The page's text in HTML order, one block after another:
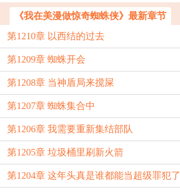
《我在美漫做惊奇蜘蛛侠》最新章节
第1210章 以西结的过去
第1209章 蜘蛛开会
第1208章 当神盾局来搅屎
第1207章 蜘蛛集合中
第1206章 我需要重新集结部队
第1205章 垃圾桶里刷新火箭
第1204章 这年头真是谁都能当超级罪犯了